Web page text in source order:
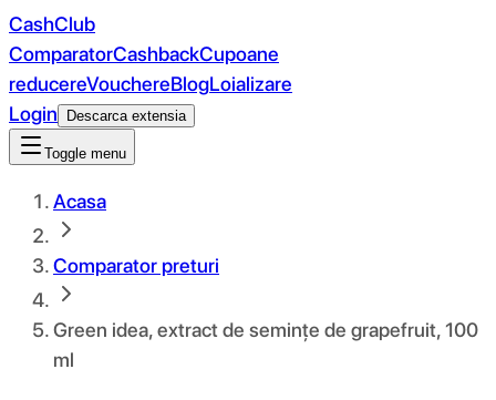
CashClub
ComparatorCashbackCupoane
reducereVouchereBlogLoializare
Login
Descarca extensia
Toggle menu
Acasa
Comparator preturi
Green idea, extract de semințe de grapefruit, 100
ml